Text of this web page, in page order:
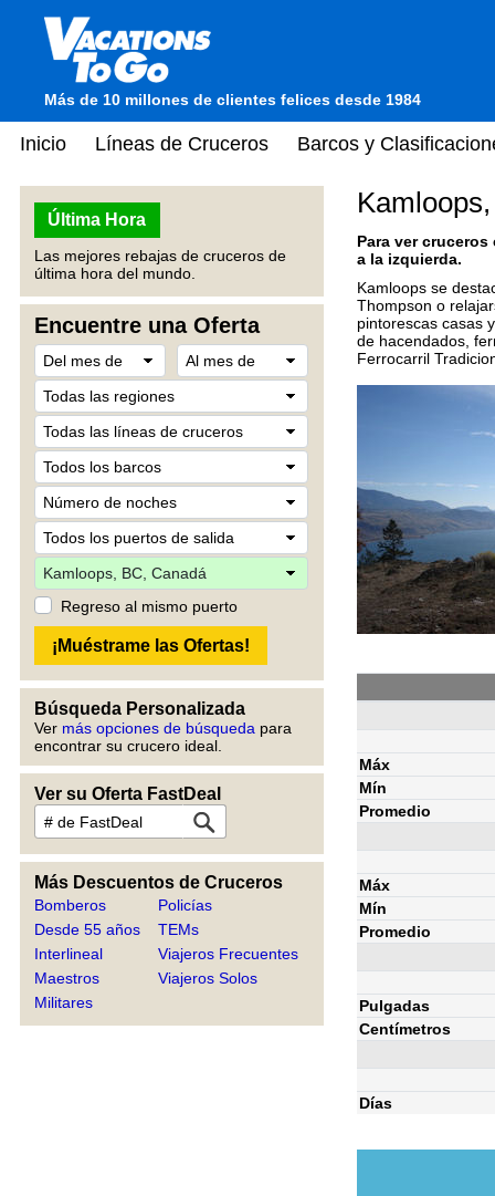
Más de 10 millones de clientes felices desde 1984
Inicio Líneas de Cruceros Barcos y
Última Hora
Las mejores rebajas de cruceros de
última hora del mundo.
Encuentre una Oferta
Regreso al mismo puerto
Búsqueda Personalizada
Ver más opciones de búsqueda para
encontrar su crucero ideal.
Ver su Oferta FastDeal
Más Descuentos de Cruceros
Bomberos
Desde 55 años
Interlineal
Maestros
Militares
Policías
TEMs
Viajeros Frecuentes
Viajeros Solos
Para ver
a la izquierda.
Kamloops se
Thompson o
pintorescas casas
de hacendados,
Ferrocarril
Máx
Mín
Promedio
Máx
Mín
Promedio
Pulgadas
Centímetros
Días